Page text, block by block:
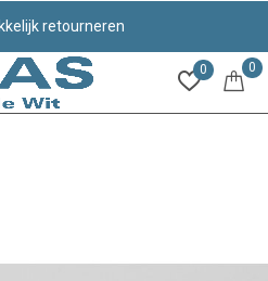
0 0
retourneren